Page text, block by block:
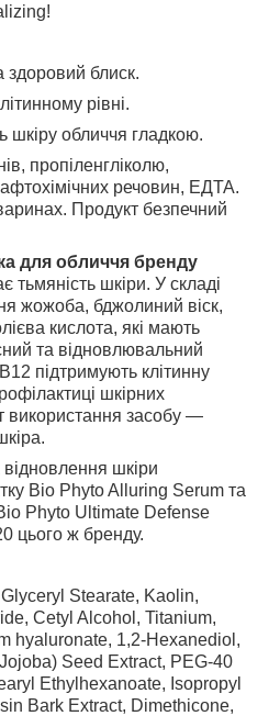
здоровий блиск.
рівні.
шкіру обличчя гладкою.
пропіленгліколю,
речовин, ЕДТА.
Продукт безпечний
для обличчя бренду
тьмяність шкіри. У складі
жожоба, бджолиний віск,
кислота, які мають
та відновлювальний
підтримують клітинну
шкірних
використання засобу —
шкіри
Bio Phyto Alluring Serum та
Phyto Ultimate Defense
цього ж бренду.
Stearate, Kaolin,
Cetyl Alcohol, Titanium,
hyaluronate, 1,2-Hexanediol,
Seed Extract, PEG-40
Ethylhexanoate, Isopropyl
Bark Extract, Dimethicone,